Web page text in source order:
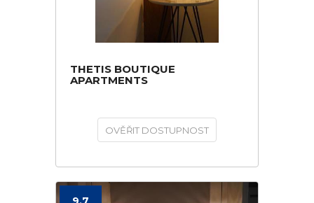
THETIS BOUTIQUE
APARTMENTS
OVĚŘIT DOSTUPNOST